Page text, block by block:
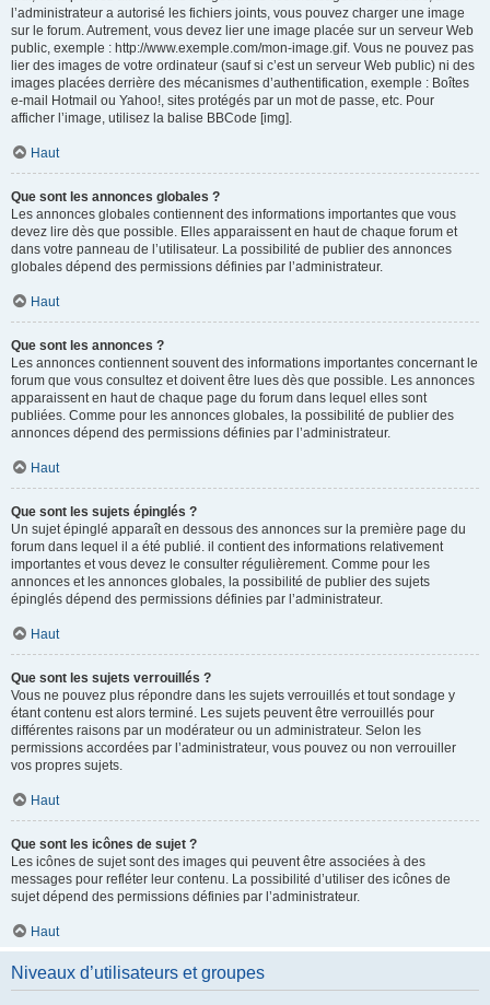
l’administrateur a autorisé les fichiers joints, vous pouvez charger une image
sur le forum. Autrement, vous devez lier une image placée sur un serveur Web
public, exemple : http://www.exemple.com/mon-image.gif. Vous ne pouvez pas
lier des images de votre ordinateur (sauf si c’est un serveur Web public) ni des
images placées derrière des mécanismes d’authentification, exemple : Boîtes
e-mail Hotmail ou Yahoo!, sites protégés par un mot de passe, etc. Pour
afficher l’image, utilisez la balise BBCode [img].
Haut
Que sont les annonces globales ?
Les annonces globales contiennent des informations importantes que vous
devez lire dès que possible. Elles apparaissent en haut de chaque forum et
dans votre panneau de l’utilisateur. La possibilité de publier des annonces
globales dépend des permissions définies par l’administrateur.
Haut
Que sont les annonces ?
Les annonces contiennent souvent des informations importantes concernant le
forum que vous consultez et doivent être lues dès que possible. Les annonces
apparaissent en haut de chaque page du forum dans lequel elles sont
publiées. Comme pour les annonces globales, la possibilité de publier des
annonces dépend des permissions définies par l’administrateur.
Haut
Que sont les sujets épinglés ?
Un sujet épinglé apparaît en dessous des annonces sur la première page du
forum dans lequel il a été publié. il contient des informations relativement
importantes et vous devez le consulter régulièrement. Comme pour les
annonces et les annonces globales, la possibilité de publier des sujets
épinglés dépend des permissions définies par l’administrateur.
Haut
Que sont les sujets verrouillés ?
Vous ne pouvez plus répondre dans les sujets verrouillés et tout sondage y
étant contenu est alors terminé. Les sujets peuvent être verrouillés pour
différentes raisons par un modérateur ou un administrateur. Selon les
permissions accordées par l’administrateur, vous pouvez ou non verrouiller
vos propres sujets.
Haut
Que sont les icônes de sujet ?
Les icônes de sujet sont des images qui peuvent être associées à des
messages pour refléter leur contenu. La possibilité d’utiliser des icônes de
sujet dépend des permissions définies par l’administrateur.
Haut
Niveaux d’utilisateurs et groupes